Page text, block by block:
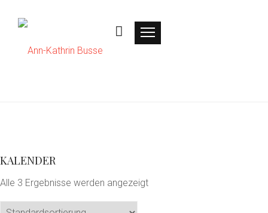
KALENDER
Alle 3 Ergebnisse werden angezeigt